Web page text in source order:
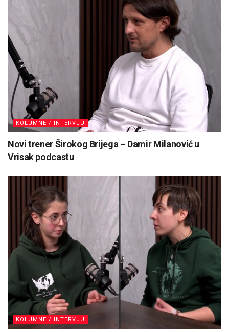
KOLUMNE / INTERVJU
Novi trener Širokog Brijega – Damir Milanović u
Vrisak podcastu
KOLUMNE / INTERVJU